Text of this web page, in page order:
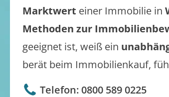
Marktwert einer Immobilie in
Methoden zur
geeignet ist, weiß ein
berät beim Immobilienkauf,
Telefon: 0800 589 0225